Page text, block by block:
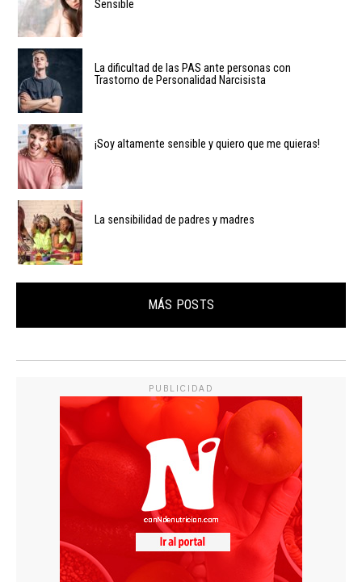
Sensible
La dificultad de las PAS ante personas con
Trastorno de Personalidad Narcisista
¡Soy altamente sensible y quiero que me quieras!
La sensibilidad de padres y madres
MÁS POSTS
PUBLICIDAD